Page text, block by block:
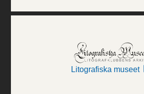
Litografiska museet